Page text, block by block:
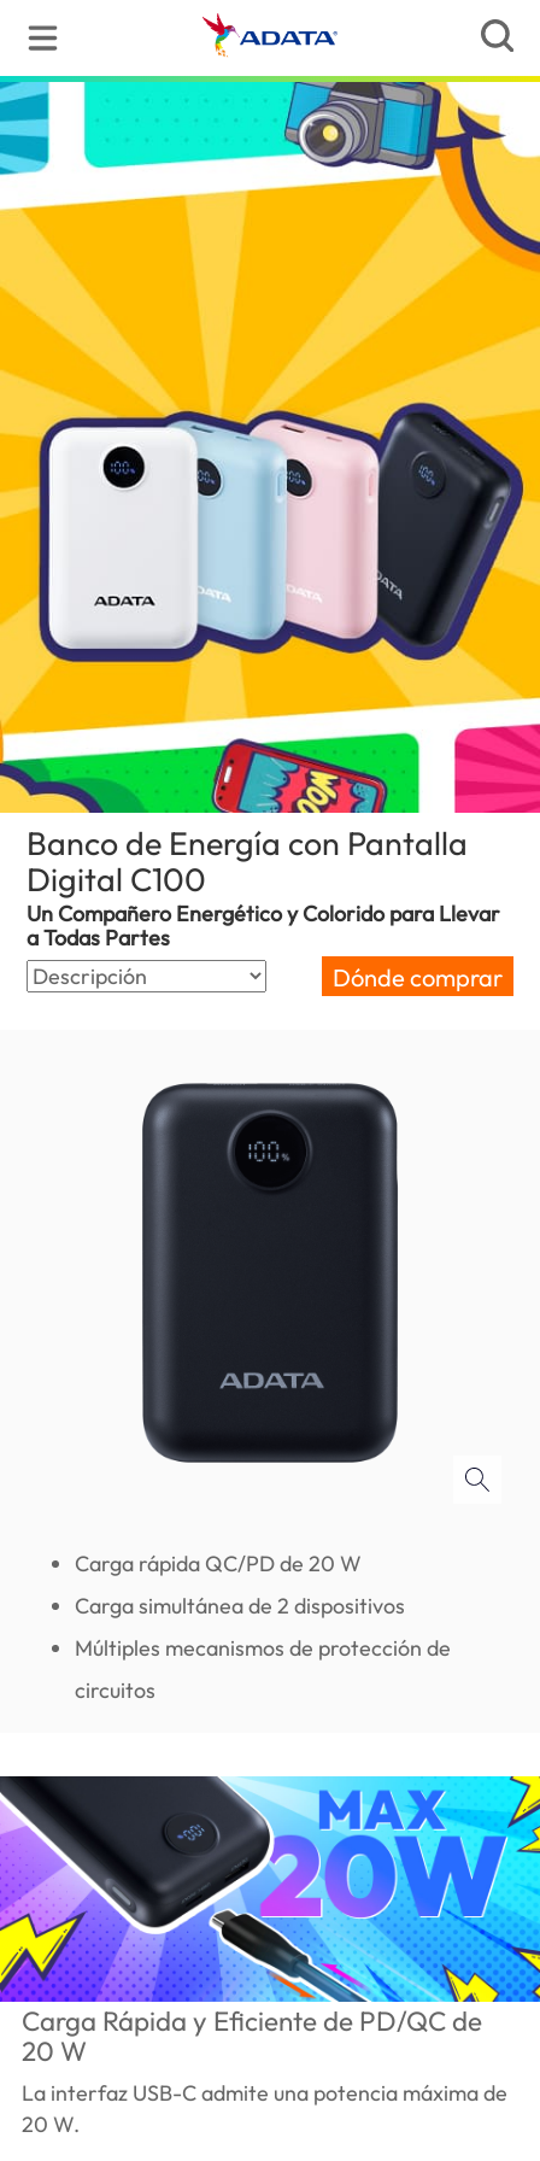
Banco de Energía con Pantalla
Digital C100
Un Compañero Energético y Colorido para Llevar
a Todas Partes
Dónde comprar
Carga rápida QC/PD de 20 W
Carga simultánea de 2 dispositivos
Múltiples mecanismos de protección de
circuitos
Carga Rápida y Eficiente de PD/QC de
20 W
La interfaz USB-C admite una potencia máxima de
20 W.